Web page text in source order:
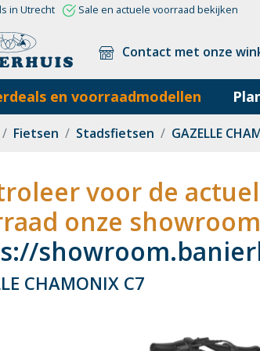
in Utrecht Sale en actuele voorraad bekijken
Contact met onze
en voorraadmodellen
Fietsen Stadsfietsen GAZELLE
voor de
onze
CHAMONIX C7